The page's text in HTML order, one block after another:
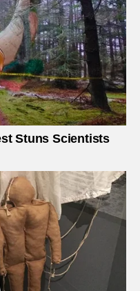
Stuns Scientists